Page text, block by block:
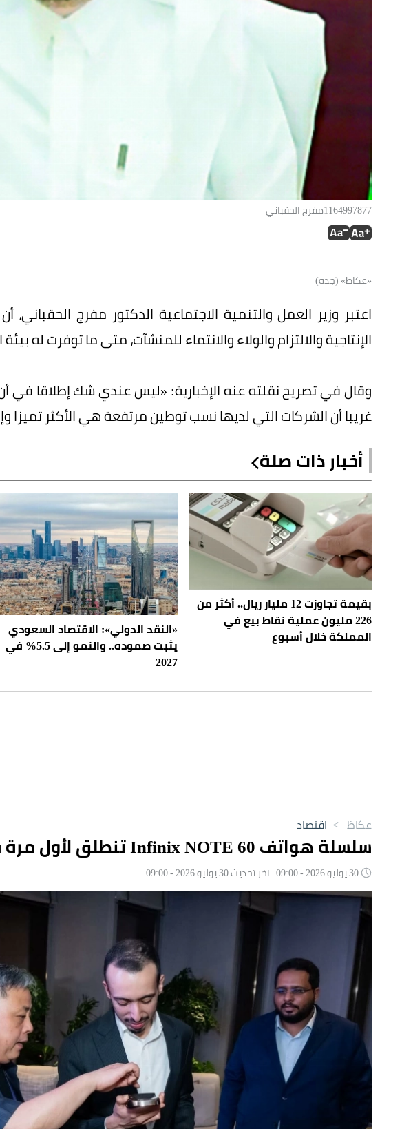
1164997877مفرح الحقباني
«عكاظ» (جدة)
اعتبر وزير العمل والتنمية الاجتماعية الدكتور مفرج
الإنتاجية والالتزام والولاء والانتماء للمنشآت، متى ما توفرت له
وقال في تصريح نقلته عنه الإخبارية: «ليس عندي شك إطلاقا في
غريبا أن الشركات التي لديها نسب توطين مرتفعة هي الأكثر
أخبار ذات صلة
بقيمة تجاوزت 12 مليار ريال.. أكثر من
226 مليون عملية نقاط بيع في
المملكة خلال أسبوع
«النقد الدولي»: الاقتصاد السعودي
يثبت صموده.. والنمو إلى 5.5% في
2027
عكاظ > اقتصاد
سلسلة هواتف Infinix NOTE 60 تنطلق لأول مرة في الأسواق السعودية